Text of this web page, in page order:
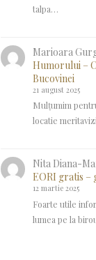
talpa…
Marioara
Humorului –
Bucovinei
21 august 2025
Mulțumim
locatie
Nita Diana-
EORI gratis –
12 martie 2025
Foarte utile
lumea pe la